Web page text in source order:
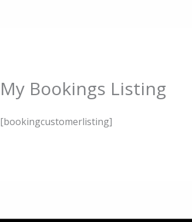
My Bookings Listing
[bookingcustomerlisting]